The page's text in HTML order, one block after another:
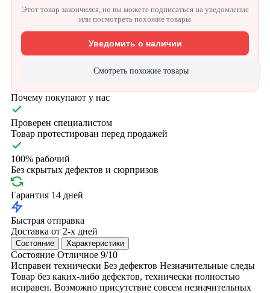
Этот товар закончился, но вы можете подписаться на уведомление
или посмотреть похожие товары
Уведомить о наличии
Смотреть похожие товары
Почему покупают у нас
Проверен специалистом
Товар протестирован перед продажей
100% рабочий
Без скрытых дефектов и сюрпризов
Гарантия 14 дней
Быстрая отправка
Доставка от 2-х дней
Состояние Характеристики
Состояние Отличное 9/10
Исправен технически Без дефектов Незначительные следы
Товар без каких-либо дефектов, технически полностью
исправен. Возможно присутствие совсем незначительных